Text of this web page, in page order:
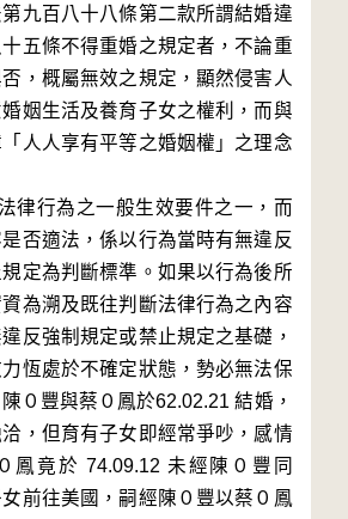
九百八十八條第二款所謂結婚違
五條不得重婚之規定者，不論重
，概屬無效之規定，顯然侵害人
姻生活及養育子女之權利，而與
人人享有平等之婚姻權」之理念
律行為之一般生效要件之一，而
否適法，係以行為當時有無違反
定為判斷標準。如果以行為後所
為溯及既往判斷法律行為之內容
反強制規定或禁止規定之基礎，
恆處於不確定狀態，勢必無法保
０豐與蔡０鳳於62.02.21 結婚，
，但育有子女即經常爭吵，感情
鳳竟於 74.09.12 未經陳０豐同
前往美國，嗣經陳０豐以蔡０鳳